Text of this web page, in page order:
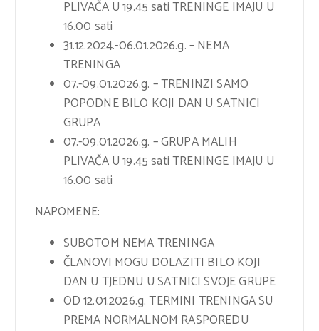
PLIVAČA U 19.45 sati TRENINGE IMAJU U
16.00 sati
31.12.2024.-06.01.2026.g. – NEMA
TRENINGA
07.-09.01.2026.g. – TRENINZI SAMO
POPODNE BILO KOJI DAN U SATNICI
GRUPA
07.-09.01.2026.g. – GRUPA MALIH
PLIVAČA U 19.45 sati TRENINGE IMAJU U
16.00 sati
NAPOMENE:
SUBOTOM NEMA TRENINGA
ČLANOVI MOGU DOLAZITI BILO KOJI
DAN U TJEDNU U SATNICI SVOJE GRUPE
OD 12.01.2026.g. TERMINI TRENINGA SU
PREMA NORMALNOM RASPOREDU